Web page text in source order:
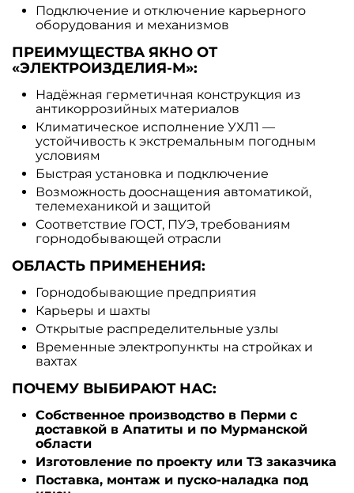
Подключение и отключение карьерного
оборудования и механизмов
ПРЕИМУЩЕСТВА ЯКНО ОТ
«ЭЛЕКТРОИЗДЕЛИЯ-М»:
Надёжная герметичная конструкция из
антикоррозийных материалов
Климатическое исполнение УХЛ1 —
устойчивость к экстремальным погодным
условиям
Быстрая установка и подключение
Возможность дооснащения автоматикой,
телемеханикой и защитой
Соответствие ГОСТ, ПУЭ, требованиям
горнодобывающей отрасли
ОБЛАСТЬ ПРИМЕНЕНИЯ:
Горнодобывающие предприятия
Карьеры и шахты
Открытые распределительные узлы
Временные электропункты на стройках и
вахтах
ПОЧЕМУ ВЫБИРАЮТ НАС:
Собственное производство в Перми с
доставкой в Апатиты и по Мурманской
области
Изготовление по проекту или ТЗ заказчика
Поставка, монтаж и пуско-наладка под